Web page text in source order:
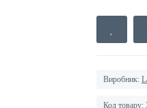
Виробник:
Код товару: